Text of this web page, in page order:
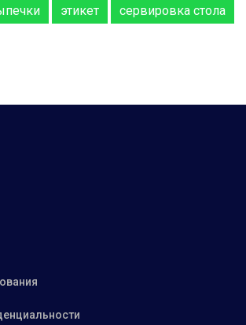
этикет сервировка стола